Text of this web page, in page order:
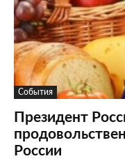
События
Президент
России